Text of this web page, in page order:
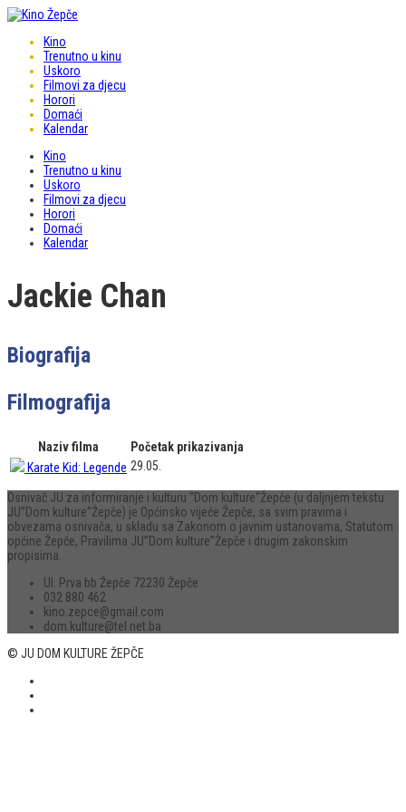
Kino
Trenutno u kinu
Uskoro
Filmovi za djecu
Horori
Domaći
Kalendar
Kino
Trenutno u kinu
Uskoro
Filmovi za djecu
Horori
Domaći
Kalendar
Jackie Chan
Biografija
Filmografija
Naziv filma
Početak prikazivanja
Karate Kid: Legende 29.05.
Osnivač JU za informiranje i kulturu “Dom kulture“Žepče (u daljnjem tekstu
JU”Dom kulture”Žepče) je Općinsko vijeće Žepče, sa svim pravima i
obvezama osnivača, u skladu sa Zakonom o javnim ustanovama, Statutom
općine Žepče, Pravilima JU”Dom kulture”Žepče i drugim zakonskim
propisima.
Ul. Prva bb Žepče 72230 Žepče
032 880 462
kino.zepce@gmail.com
dom.kulture@tel.net.ba
© JU DOM KULTURE ŽEPČE